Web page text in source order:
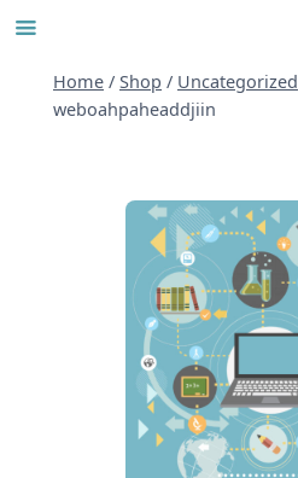
Skip
contentHome / Shop / Uncategorized
weboahpaheaddjiin